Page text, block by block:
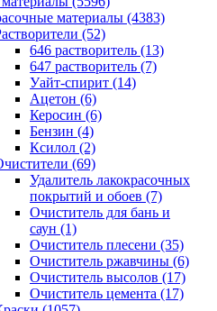
материалы (4383)
(52)
646 растворитель (13)
647 растворитель (7)
Уайт-спирит (14)
Ацетон (6)
Керосин (6)
Бензин (4)
Ксилол (2)
(69)
Удалитель лакокрасочных
покрытий и обоев (7)
Очиститель для бань и
саун (1)
Очиститель плесени (35)
Очиститель ржавчины (6)
Очиститель высолов (17)
Очиститель цемента (17)